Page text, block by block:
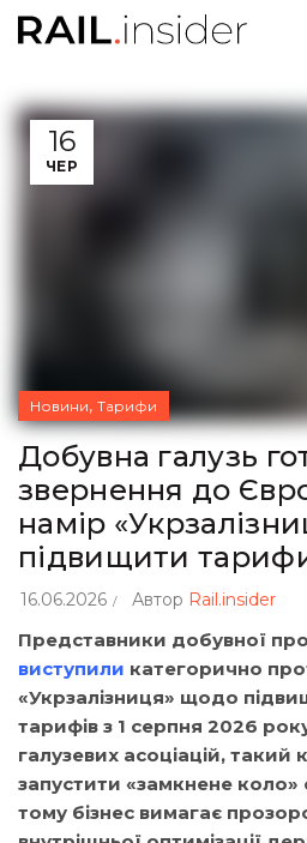
16
ЧЕР
Новини, Тарифи
Добувна галузь
звернення до
намір
підвищити
16.06.2026 Автор Rail.insider
Представники добувної
виступили категорично
«Укрзалізниця» щодо
тарифів з 1 серпня 2026
галузевих асоціацій, такий
запустити «замкнене коло»
тому бізнес вимагає